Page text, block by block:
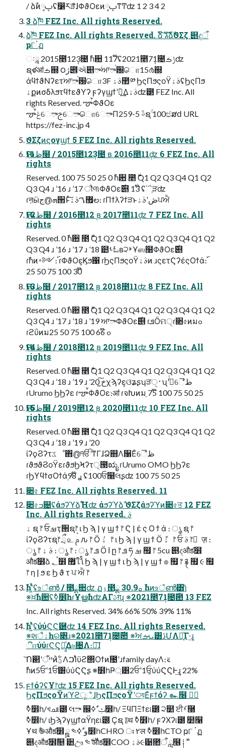
/ ձࣾͷ༷ࢠʢ෱རްੜɺΦϑΟεͷ༷ࢠͳͲʣ 1 2 3 4 2
3 ձࣾ֓ཁ FEZ Inc. All rights Reserved.
ձࣾ֓ཁ FEZ Inc. All rights Reserved. ձ໊ࣾ גࣜձࣾϑΣζ ୅දऀ
ҏ୮ॱฏ
ઃཱ 2015೥12݄3೔ ࣾһ਺ 117໊ʢ2021೥7݄1೔ݱࡏʣ
ຊళॴࡏ஍ ౦ژ౎ઍ୅ా۠ਆాࠠ԰ொ15൪஍
άϥϯϑΝʔετਆాࠠ԰ொ3F ࣄۀ಺༰ ϦςΠϧςοΫࣄۀʢϦςΠϧ
ۀքͷσδλϧτϥϯεϑΥʔ ϝʔγϣϯʹؔ࿈͢Δࣄۀʣ౳ FEZ Inc. All
rights Reserved. ౡࠜΦϑΟε
ౡࠜݝେాࢢେాொେాΠ259-5 ࢿຊۚ 100ඦສԁ URL
https://fez-inc.jp 4
ϑΣζͷϛογϣϯ 5 FEZ Inc. All rights Reserved.
Ԋֵʢ1ظ໨ / 2015೥12݄3೔ ʙ 2016೥11݄ʣ 6 FEZ Inc. All
rights
Reserved. 100 75 50 25 0 ࣾһ਺ ೥࣍ Q1 Q2 Q3 Q4 Q1 Q2
Q3 Q4 ɹ ’16 ɹ ’17 ौ୩ΦϑΟε࣌୅ 13໊ ʢ΄΅ֶੜʣ
ɾऩӹج൫ܗ੒ͱͯ͠޿ࠂࣄۀల։ ɾΠϯλʔϯੜͱڞʹࣄۀਪਐ
Ԋֵʢ2ظ໨ / 2016೥12݄ ʙ 2017೥11݄ʣ 7 FEZ Inc. All
rights
Reserved. 0 ࣾһ਺ ೥࣍ Q1 Q2 Q3 Q4 Q1 Q2 Q3 Q4 Q1 Q2
Q3 Q4 ɹ ’16 ɹ ’17 ɹ ’18 ๺ࢀಓʙ੨ࢁҰஸ໨ΦϑΟε࣌୅
ɾࣾһͷ࠾༻։࢝ ɾΦϑΟε͕Ϗϧ΁ ɾϦςΠϧςοΫࣄۀͷ ɹςετϚʔέςΟϯά։࢝
30໊ 100 75 50 25
Ԋֵʢ3ظ໨ / 2017೥12݄ ʙ 2018೥11݄ʣ 8 FEZ Inc. All
rights
Reserved. 0 ࣾһ਺ ೥࣍ Q1 Q2 Q3 Q4 Q1 Q2 Q3 Q4 Q1 Q2
Q3 Q4 ɹ ’17 ɹ ’18 ɹ ’19 ਆాΦϑΟε࣌୅ ɾܦӦମ੍ɾ૊৫ͷมߋ
ɾϩΰͷมߋ 66໊ 100 75 50 25
Ԋֵʢ4ظ໨ / 2018೥12݄ ʙ 2019೥11݄ʣ 9 FEZ Inc. All
rights
Reserved. 0 ࣾһ਺ ೥࣍ Q1 Q2 Q3 Q4 Q1 Q2 Q3 Q4 Q1 Q2
Q3 Q4 ɹ ’18 ɹ ’19 ɹ ’20 خ͍͠χϡʔε͕ଓʑʂʮੜ࢈ੑʯʹ߆ͬͨୈ̐ظ
ɾUrumo ϦϦʔε ɾౡࠜΦϑΟε։ॴ ɾจԽͷมֵ 75໊ 100 75 50 25
Ԋֵʢ5ظ໨ / 2019೥12݄ ʙ 2020೥11݄ʣ 10 FEZ Inc. All
rights
Reserved. 0 ࣾһ਺ ೥࣍ Q1 Q2 Q3 Q4 Q1 Q2 Q3 Q4 Q1 Q2
Q3 Q4 ɹ ’18 ɹ ’19 ɹ ’20
ίʔϙϨʔτػೳ΋൫ੴʹͳΓɺՁ஋Λ૑Εͨୈ̑ظ
ɾϑϧϑϨοΫεɾϑϧϦϞʔτ੍౓ಋೖ ɾUrumo OMO ϦϦʔε
ɾϦϒϥϯσΟϯά࣮ࢪ 98໊ ʢ100ਓ໨લʂʣ 100 75 50 25
૊৫ FEZ Inc. All rights Reserved. 11
૊৫ߏ଄ʢάϧʔϓձؚࣾΉʣ άϧʔϓձࣾ ϑΣζάϧʔϓͷ૊৫ਤ 12 FEZ
Inc. All rights Reserved. ࣄ
ۀ ຊ ෦ ਓࡒҭ੒ຊ෦ ι Ϧ ϡ | γ ϣ ϯ ෦ Ϛ | έ ς Ο ϯ ά ։ ൃ ຊ ෦
ίʔϙϨʔτຊ෦ ྲྀ ௨ ࢧ ԉ ෦ Ӧ ۀ ̍ ෦ ι Ϧ ϡ | γ ϣ ϯ Ӧ ۀ ̎ ෦ ਓ ࣄ ෦ ٕ ज़ ։
ൃ ෦ ࣄ ۀ ։ ൃ ෦ ։ ൃ ෦ ܦ Ӧ ا ը ෦ ܦ ཧ ࡒ ຿ ෦ 5cu ୅දऔక໾
औక໾ձ ؂ࠪ໾ ޿ใࣨ ι Ϧ ϡ | γ ϣ ϯ ι Ϧ ϡ | γ ϣ ϯ ๏ ຿ ෦ ࿑ ຿ ૯ ຿
෦ η | ϧ ε Ϧ ϑ τ ਪ ਐ ෦
ࣾһʹ͍ͭͯʢஉঁൺ / ೥ྸ૚ʣ ฏۉ೥ྸ 30.9ࡀ ࣾһͷஉঁൺ͸̎ɿ̍
※ਖ਼ࣾһ਺ʢࣥߦ໾һɾҰൠࣾһʣΑΓࢉग़ɻ ※2021೥7݄1೔࣌఺ 13 FEZ
Inc. All rights Reserved. 34% 66% 50% 39% 11%
ࣾһʹ͍ͭͯʢύύϚϚ཰ʣ 14 FEZ Inc. All rights Reserved.
※શैۀһର৅ɹ※2021೥7݄1೔࣌఺ ※ࣸਅܝࡌ͸ڐՄΛಘ͓ͯΓ·͢ɻ
ීஈύύɾϚϚ͕ಇ͍͍ͯΔ৬৔Λ։์͠ɺ
͝Ո଒ʹײँͷؾ࣋ͪΛࠐΊͯϋϩ΢Οϯͷ೔ʹɹfamily dayΛ։࠵
ࣾһͷ5ਓʹ1ਓ͸ύύϚϚʂ ※໾һҎ্͸2ਓʹ1ਓ͕ύύϚϚͰ͢ɻ 22%
ϝϯόʔʢҰ෦ʣ 15 FEZ Inc. All rights Reserved.
ϦςΠϧςοΫͷϓϩूஂ͔ͭɺϦςΠϧςοΫʹ࿀য͕Εͨϝϯόʔ ๛໦ ڡٛ
Ұथ ࣾ֎औక໾ ྛ ༤و ࣥߦ໾һCHRO ঃ ٢ल ࣥߦ໾һCTO ҏ୮ ॱฏ
୅දऔక໾ࣾ௕ ੺ඌ ༤࢘ औక໾COO ࣄۀ૯੹೚ऀ ླ໦ ༐࣍